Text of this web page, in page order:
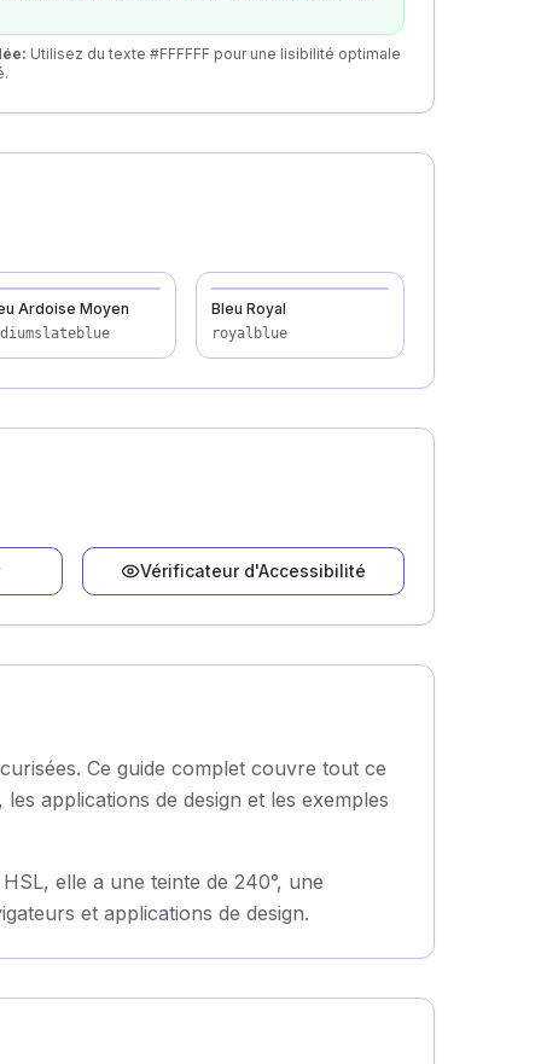
: Utilisez du texte #FFFFFF pour une lisibilité optimale
Ardoise Moyen Bleu Royal
royalblue
Vérificateur d'Accessibilité
Ce guide complet couvre tout ce
applications de design et les exemples
elle a une teinte de 240°, une
et applications de design.